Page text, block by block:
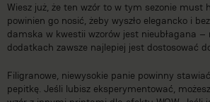
Wiesz już, że ten wzór to w tym sezonie must
powinien go nosić, żeby wyszło elegancko i
damska w kwestii wzorów jest nieubłagana
dodatkach zawsze najlepiej jest dostosować
Filigranowe, niewysokie panie powinny
pepitkę. Jeśli lubisz eksperymentować,